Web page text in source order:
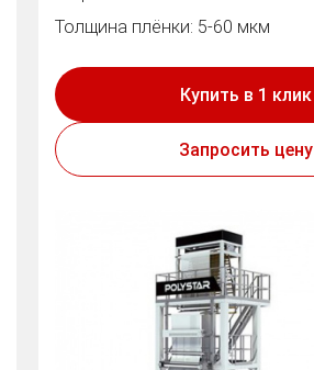
Толщина плёнки: 5-60 мкм
Купить в 1 клик
Запросить цену